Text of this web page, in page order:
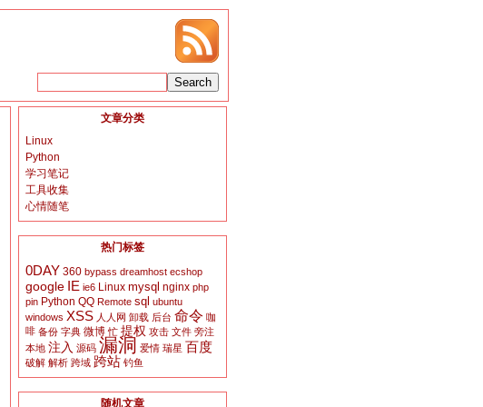
文章分类
Linux
Python
学习笔记
工具收集
心情随笔
热门标签
0DAY 360 bypass dreamhost ecshop
google IE ie6 Linux mysql nginx php
pin Python QQ Remote sql ubuntu
windows XSS 人人网 卸载 后台 命令 咖
啡 备份 字典 微博 忙 提权 攻击 文件 旁注
本地 注入 源码 漏洞 爱情 瑞星 百度
破解 解析 跨域 跨站 钓鱼
随机文章